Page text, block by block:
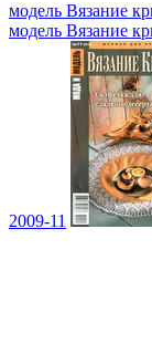
модель Вязание
модель Вязание
2009-11